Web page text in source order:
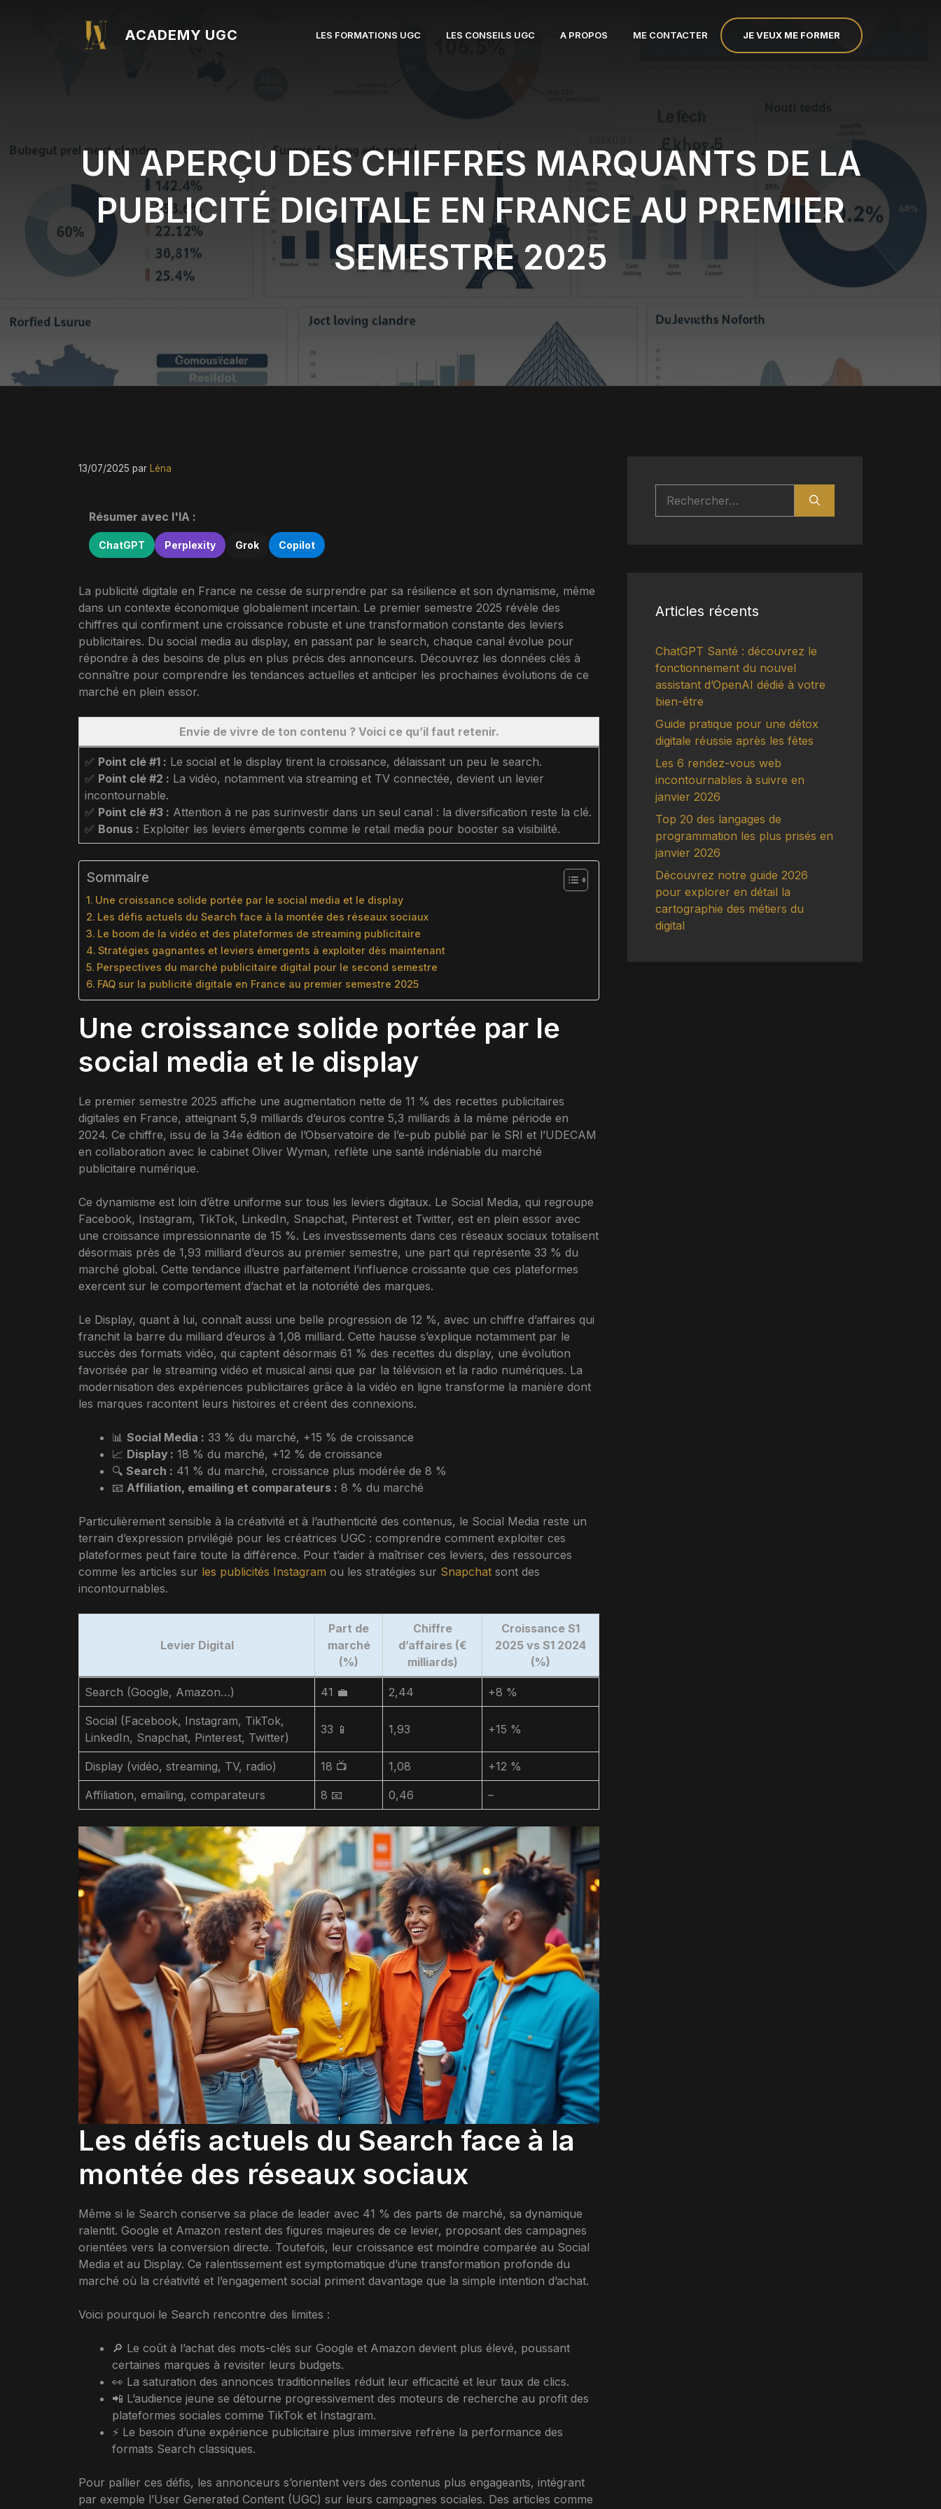
ACADEMY UGC LES FORMATIONS UGC LES CONSEILS UGC A PROPOS ME CONTACTER JE VEUX ME FORMER
UN APERÇU DES CHIFFRES MARQUANTS DE LA
PUBLICITÉ DIGITALE EN FRANCE AU PREMIER
SEMESTRE 2025
13/07/2025 par Léna
Résumer avec l'IA :
ChatGPT Perplexity Grok Copilot
La publicité digitale en France ne cesse de surprendre par sa résilience et son dynamisme, même
dans un contexte économique globalement incertain. Le premier semestre 2025 révèle des
chiffres qui confirment une croissance robuste et une transformation constante des leviers
publicitaires. Du social media au display, en passant par le search, chaque canal évolue pour
répondre à des besoins de plus en plus précis des annonceurs. Découvrez les données clés à
connaître pour comprendre les tendances actuelles et anticiper les prochaines évolutions de ce
marché en plein essor.
Envie de vivre de ton contenu ? Voici ce qu’il faut retenir.
✅ Point clé #1 : Le social et le display tirent la croissance, délaissant un peu le search.
✅ Point clé #2 : La vidéo, notamment via streaming et TV connectée, devient un levier
incontournable.
✅ Point clé #3 : Attention à ne pas surinvestir dans un seul canal : la diversification reste la clé.
✅ Bonus : Exploiter les leviers émergents comme le retail media pour booster sa visibilité.
Sommaire
Une croissance solide portée par le social media et le display
Les défis actuels du Search face à la montée des réseaux sociaux
Le boom de la vidéo et des plateformes de streaming publicitaire
Stratégies gagnantes et leviers émergents à exploiter dès maintenant
Perspectives du marché publicitaire digital pour le second semestre
FAQ sur la publicité digitale en France au premier semestre 2025
Une croissance solide portée par le
social media et le display
Le premier semestre 2025 affiche une augmentation nette de 11 % des recettes publicitaires
digitales en France, atteignant 5,9 milliards d’euros contre 5,3 milliards à la même période en
2024. Ce chiffre, issu de la 34e édition de l’Observatoire de l’e-pub publié par le SRI et l’UDECAM
en collaboration avec le cabinet Oliver Wyman, reflète une santé indéniable du marché
publicitaire numérique.
Ce dynamisme est loin d’être uniforme sur tous les leviers digitaux. Le Social Media, qui regroupe
Facebook, Instagram, TikTok, LinkedIn, Snapchat, Pinterest et Twitter, est en plein essor avec
une croissance impressionnante de 15 %. Les investissements dans ces réseaux sociaux totalisent
désormais près de 1,93 milliard d’euros au premier semestre, une part qui représente 33 % du
marché global. Cette tendance illustre parfaitement l’influence croissante que ces plateformes
exercent sur le comportement d’achat et la notoriété des marques.
Le Display, quant à lui, connaît aussi une belle progression de 12 %, avec un chiffre d’affaires qui
franchit la barre du milliard d’euros à 1,08 milliard. Cette hausse s’explique notamment par le
succès des formats vidéo, qui captent désormais 61 % des recettes du display, une évolution
favorisée par le streaming vidéo et musical ainsi que par la télévision et la radio numériques. La
modernisation des expériences publicitaires grâce à la vidéo en ligne transforme la manière dont
les marques racontent leurs histoires et créent des connexions.
📊 Social Media : 33 % du marché, +15 % de croissance
📈 Display : 18 % du marché, +12 % de croissance
🔍 Search : 41 % du marché, croissance plus modérée de 8 %
📧 Affiliation, emailing et comparateurs : 8 % du marché
Particulièrement sensible à la créativité et à l’authenticité des contenus, le Social Media reste un
terrain d’expression privilégié pour les créatrices UGC : comprendre comment exploiter ces
plateformes peut faire toute la différence. Pour t’aider à maîtriser ces leviers, des ressources
comme les articles sur les publicités Instagram ou les stratégies sur Snapchat sont des
incontournables.
Levier Digital
Part de
marché
(%)
Chiffre
d’affaires (€
milliards)
Croissance S1
2025 vs S1 2024
(%)
Search (Google, Amazon…) 41 💼 2,44 +8 %
Social (Facebook, Instagram, TikTok,
LinkedIn, Snapchat, Pinterest, Twitter)
33 📱 1,93 +15 %
Display (vidéo, streaming, TV, radio) 18 📺 1,08 +12 %
Affiliation, emailing, comparateurs 8 📧 0,46 –
Les défis actuels du Search face à la
montée des réseaux sociaux
Même si le Search conserve sa place de leader avec 41 % des parts de marché, sa dynamique
ralentit. Google et Amazon restent des figures majeures de ce levier, proposant des campagnes
orientées vers la conversion directe. Toutefois, leur croissance est moindre comparée au Social
Media et au Display. Ce ralentissement est symptomatique d’une transformation profonde du
marché où la créativité et l’engagement social priment davantage que la simple intention d’achat.
Voici pourquoi le Search rencontre des limites :
🔎 Le coût à l’achat des mots-clés sur Google et Amazon devient plus élevé, poussant
certaines marques à revisiter leurs budgets.
👀 La saturation des annonces traditionnelles réduit leur efficacité et leur taux de clics.
📲 L’audience jeune se détourne progressivement des moteurs de recherche au profit des
plateformes sociales comme TikTok et Instagram.
⚡ Le besoin d’une expérience publicitaire plus immersive refrène la performance des
formats Search classiques.
Pour pallier ces défis, les annonceurs s’orientent vers des contenus plus engageants, intégrant
par exemple l’User Generated Content (UGC) sur leurs campagnes sociales. Des articles comme
Articles récents
ChatGPT Santé : découvrez le
fonctionnement du nouvel
assistant d’OpenAI dédié à votre
bien-être
Guide pratique pour une détox
digitale réussie après les fêtes
Les 6 rendez-vous web
incontournables à suivre en
janvier 2026
Top 20 des langages de
programmation les plus prisés en
janvier 2026
Découvrez notre guide 2026
pour explorer en détail la
cartographie des métiers du
digital